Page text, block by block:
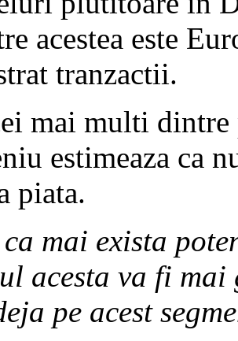
acestea este
tranzactii.
mai multi
estimeaza ca
piata.
mai exista
acesta va fi
pe acest